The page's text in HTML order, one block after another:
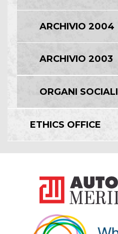
ARCHIVIO 2004
ARCHIVIO 2003
ORGANI SOCIALI
ETHICS OFFICE